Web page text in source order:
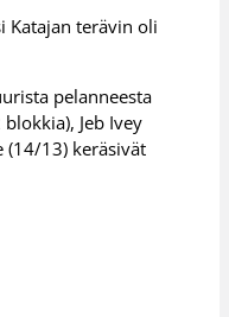
Katajan terävin oli
pelanneesta
Jeb Ivey
(14/13) keräsivät